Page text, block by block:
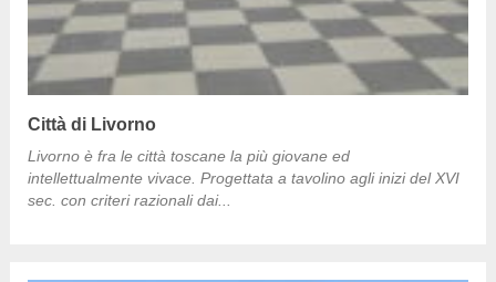
Città di Livorno
Livorno è fra le città toscane la più giovane ed
intellettualmente vivace. Progettata a tavolino agli inizi del XVI
sec. con criteri razionali dai...